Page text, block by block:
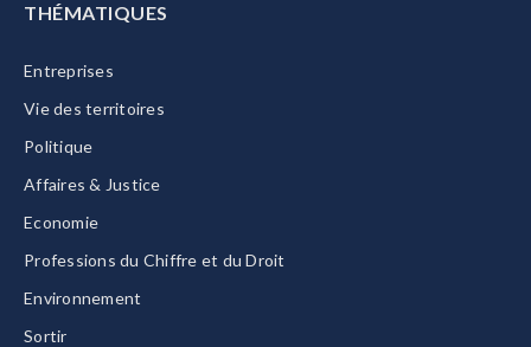
THÉMATIQUES
Entreprises
Vie des territoires
Politique
Affaires & Justice
Economie
Professions du Chiffre et du Droit
Environnement
Sortir